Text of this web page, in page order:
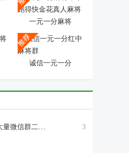
一元一分麻将
诚信一元一分
每天进大量微信群二维码 3